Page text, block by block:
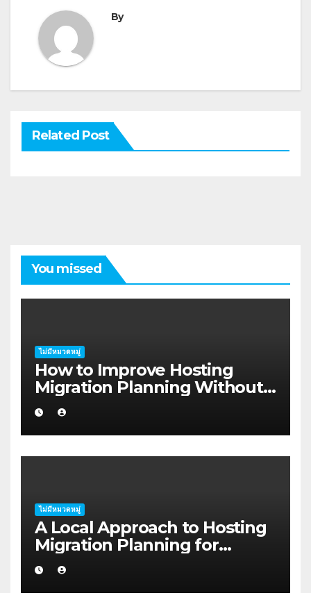
By
Related Post
You missed
ไม่มีหมวดหมู่
How to Improve Hosting
Migration Planning Without
Wasting Budget in the
Kimberley
ไม่มีหมวดหมู่
A Local Approach to Hosting
Migration Planning for
Freelancers in Rockhampton